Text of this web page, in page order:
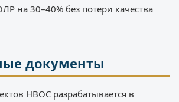
на 30–40% без потери качества
документы
НВОС разрабатывается в